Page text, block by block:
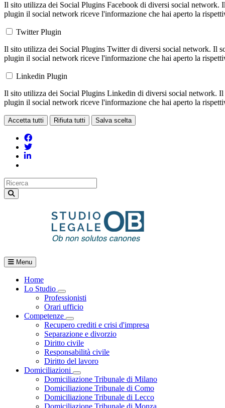
Il sito utilizza dei Social Plugins Facebook di diversi social network.
plugin il social network riceve l'informazione che hai aperto la
Twitter Plugin
Il sito utilizza dei Social Plugins Twitter di diversi social network. Il
plugin il social network riceve l'informazione che hai aperto la
Linkedin Plugin
Il sito utilizza dei Social Plugins Linkedin di diversi social network.
plugin il social network riceve l'informazione che hai aperto la
Accetta tutti Rifiuta tutti Salva scelta
Menu
Home
Lo Studio
Toggle Dropdown
Professionisti
Orari ufficio
Competenze
Toggle Dropdown
Recupero crediti e crisi d'impresa
Separazione e divorzio
Diritto civile
Responsabilità civile
Diritto del lavoro
Domiciliazioni
Toggle Dropdown
Domiciliazione Tribunale di Milano
Domiciliazione Tribunale di Como
Domiciliazione Tribunale di Lecco
Domiciliazione Tribunale di Monza